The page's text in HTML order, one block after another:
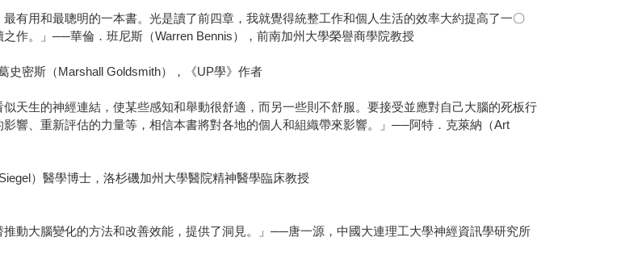
有用和最聰明的一本書。光是讀了前四章，我就覺得統整工作和個人生活的效率大約提高了一〇
作。」──華倫．班尼斯（Warren Bennis），前南加州大學榮譽商學院教授
史密斯（Marshall Goldsmith），《UP學》作者
天生的神經連結，使某些感知和舉動很舒適，而另一些則不舒服。要接受並應對自己大腦的死板行
響、重新評估的力量等，相信本書將對各地的個人和組織帶來影響。」──阿特．克萊納（Art
）醫學博士，洛杉磯加州大學醫院精神醫學臨床教授
動大腦變化的方法和改善效能，提供了洞見。」──唐一源，中國大連理工大學神經資訊學研究所